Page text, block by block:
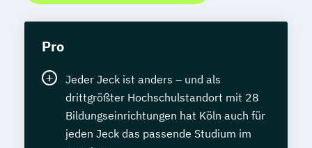
Pro
Jeder Jeck ist anders – und als
drittgrößter Hochschulstandort mit 28
Bildungseinrichtungen hat Köln auch für
jeden Jeck das passende Studium im